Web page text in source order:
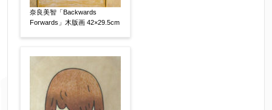
奈良美智「Backwards
Forwards」木版画 42×29.5cm